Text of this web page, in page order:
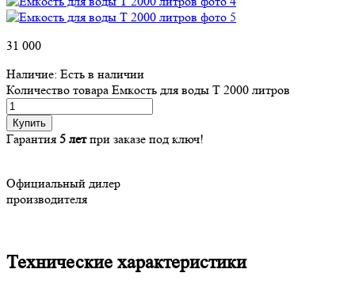
31 000
Наличие: Есть в наличии
Количество товара Eмкocть для вoды T 2000 литpoв
Купить
Гарантия 5 лет при заказе под ключ!
Официальный дилер
производителя
Технические характеристики